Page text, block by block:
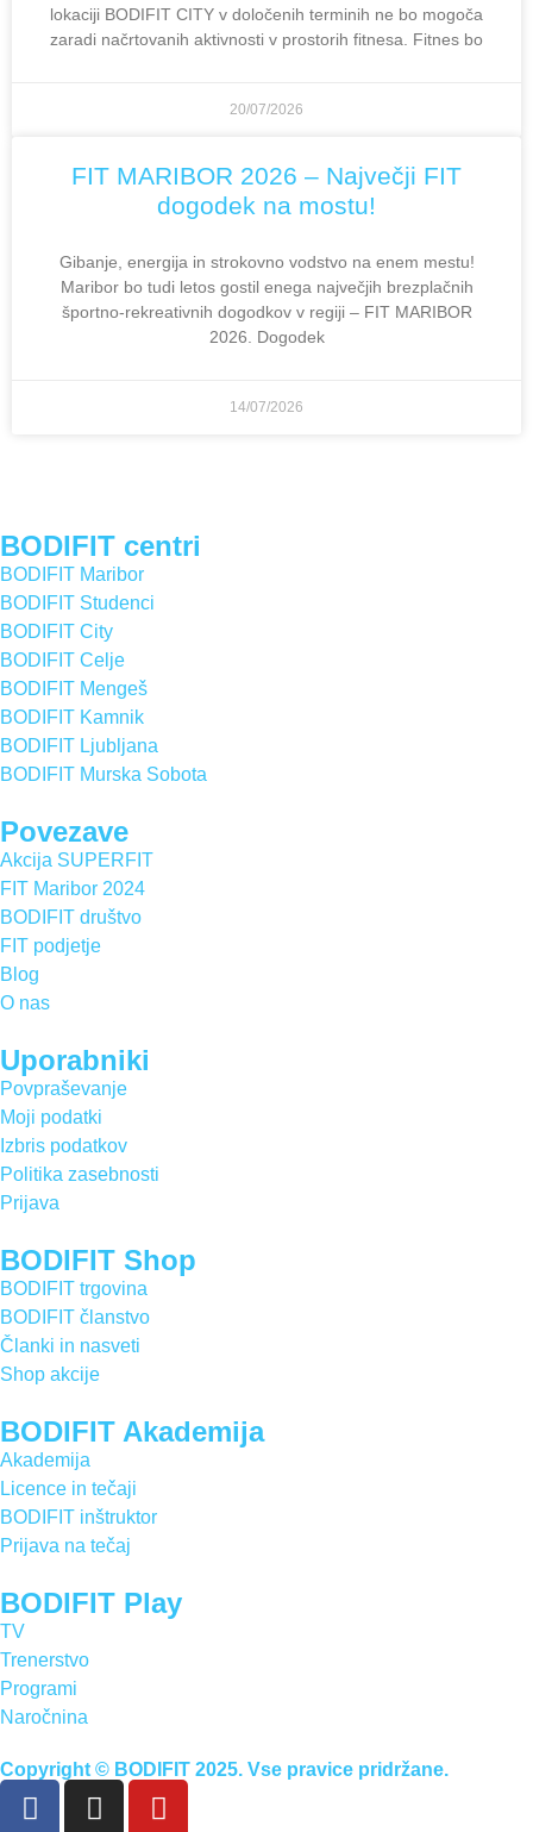
lokaciji BODIFIT CITY v določenih terminih ne bo mogoča
zaradi načrtovanih aktivnosti v prostorih fitnesa. Fitnes bo
20/07/2026
FIT MARIBOR 2026 – Največji FIT
dogodek na mostu!
Gibanje, energija in strokovno vodstvo na enem mestu!
Maribor bo tudi letos gostil enega največjih brezplačnih
športno-rekreativnih dogodkov v regiji – FIT MARIBOR
2026. Dogodek
14/07/2026
BODIFIT centri
BODIFIT Maribor
BODIFIT Studenci
BODIFIT City
BODIFIT Celje
BODIFIT Mengeš
BODIFIT Kamnik
BODIFIT Ljubljana
BODIFIT Murska Sobota
Povezave
Akcija SUPERFIT
FIT Maribor 2024
BODIFIT društvo
FIT podjetje
Blog
O nas
Uporabniki
Povpraševanje
Moji podatki
Izbris podatkov
Politika zasebnosti
Prijava
BODIFIT Shop
BODIFIT trgovina
BODIFIT članstvo
Članki in nasveti
Shop akcije
BODIFIT Akademija
Akademija
Licence in tečaji
BODIFIT inštruktor
Prijava na tečaj
BODIFIT Play
TV
Trenerstvo
Programi
Naročnina
Copyright © BODIFIT 2025. Vse pravice pridržane.